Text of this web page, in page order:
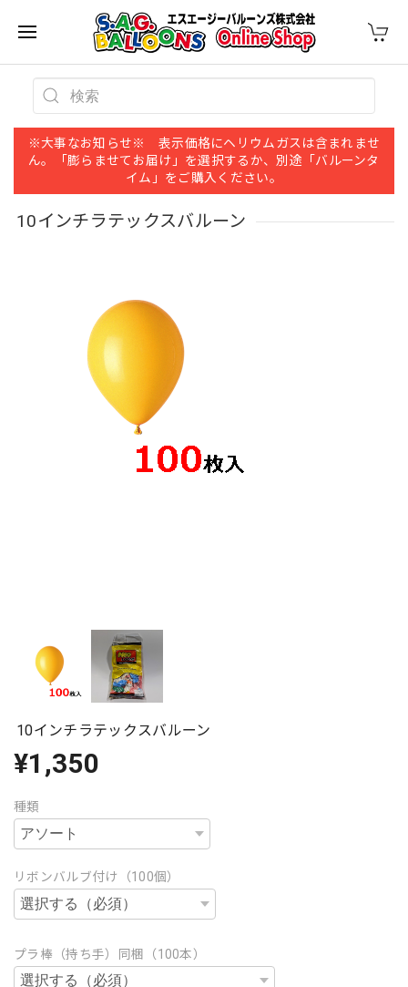
※大事なお知らせ※ 表示価格にヘリウムガスは含まれませ
ん。「膨らませてお届け」を選択するか、別途「バルーンタ
イム」をご購入ください。
10インチラテックスバルーン
10インチラテックスバルーン
¥1,350
種類
リボンバルブ付け（100個）
プラ棒（持ち手）同梱（100本）